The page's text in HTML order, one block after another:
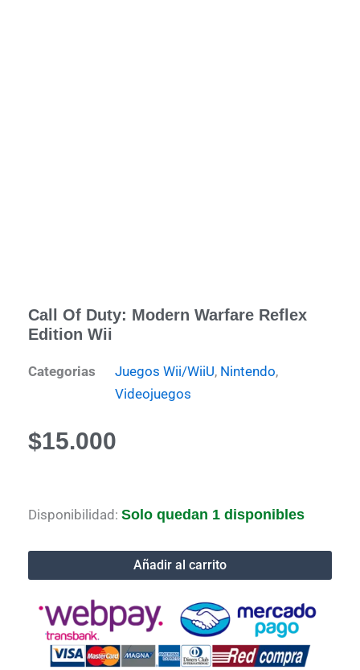
Call Of Duty: Modern Warfare Reflex
Edition Wii
Categorias Juegos Wii/WiiU, Nintendo,
Videojuegos
$15.000
Disponibilidad: Solo quedan 1 disponibles
Call
Edition
cantidad
Añadir al carrito